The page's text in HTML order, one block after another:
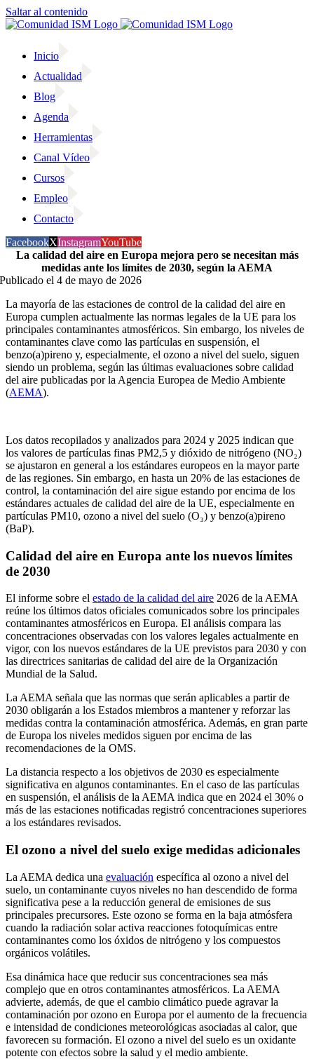
Saltar al contenido
Inicio
Actualidad
Blog
Agenda
Herramientas
Canal Vídeo
Cursos
Empleo
Contacto
FacebookXInstagramYouTube
La calidad del aire en Europa mejora pero se necesitan más
medidas ante los límites de 2030, según la AEMA
Publicado el 4 de mayo de 2026
La mayoría de las estaciones de control de la calidad del aire en
Europa cumplen actualmente las normas legales de la UE para los
principales contaminantes atmosféricos. Sin embargo, los niveles de
contaminantes clave como las partículas en suspensión, el
benzo(a)pireno y, especialmente, el ozono a nivel del suelo, siguen
siendo un problema, según las últimas evaluaciones sobre calidad
del aire publicadas por la Agencia Europea de Medio Ambiente
(AEMA).
Los datos recopilados y analizados para 2024 y 2025 indican que
los valores de partículas finas PM2,5 y dióxido de nitrógeno (NO₂)
se ajustaron en general a los estándares europeos en la mayor parte
de las regiones. Sin embargo, en hasta un 20% de las estaciones de
control, la contaminación del aire sigue estando por encima de los
estándares actuales de calidad del aire de la UE, especialmente en
partículas PM10, ozono a nivel del suelo (O₃) y benzo(a)pireno
(BaP).
Calidad del aire en Europa ante los nuevos límites
de 2030
El informe sobre el estado de la calidad del aire 2026 de la AEMA
reúne los últimos datos oficiales comunicados sobre los principales
contaminantes atmosféricos en Europa. El análisis compara las
concentraciones observadas con los valores legales actualmente en
vigor, con los nuevos estándares de la UE previstos para 2030 y con
las directrices sanitarias de calidad del aire de la Organización
Mundial de la Salud.
La AEMA señala que las normas que serán aplicables a partir de
2030 obligarán a los Estados miembros a mantener y reforzar las
medidas contra la contaminación atmosférica. Además, en gran parte
de Europa los niveles medidos siguen por encima de las
recomendaciones de la OMS.
La distancia respecto a los objetivos de 2030 es especialmente
significativa en algunos contaminantes. En el caso de las partículas
en suspensión, el análisis de la AEMA indica que en 2024 el 30% o
más de las estaciones notificadas registró concentraciones superiores
a los estándares revisados.
El ozono a nivel del suelo exige medidas adicionales
La AEMA dedica una evaluación específica al ozono a nivel del
suelo, un contaminante cuyos niveles no han descendido de forma
significativa pese a la reducción general de emisiones de sus
principales precursores. Este ozono se forma en la baja atmósfera
cuando la radiación solar activa reacciones fotoquímicas entre
contaminantes como los óxidos de nitrógeno y los compuestos
orgánicos volátiles.
Esa dinámica hace que reducir sus concentraciones sea más
complejo que en otros contaminantes atmosféricos. La AEMA
advierte, además, de que el cambio climático puede agravar la
contaminación por ozono en Europa por el aumento de la frecuencia
e intensidad de condiciones meteorológicas asociadas al calor, que
favorecen su formación. El ozono a nivel del suelo es un oxidante
potente con efectos sobre la salud y el medio ambiente.